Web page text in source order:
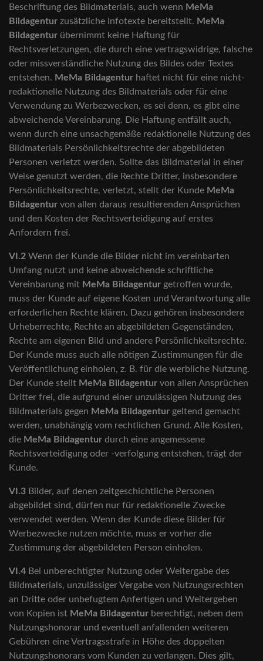
Beschriftung des Bildmaterials, auch wenn MeMa
Bildagentur zusätzliche Infotexte bereitstellt. MeMa
Bildagentur übernimmt keine Haftung für
Rechtsverletzungen, die durch eine vertragswidrige, falsche
oder missverständliche Nutzung des Bildes oder Textes
entstehen. MeMa Bildagentur haftet nicht für eine nicht-
redaktionelle Nutzung des Bildmaterials oder für eine
Verwendung zu Werbezwecken, es sei denn, es gibt eine
abweichende Vereinbarung. Die Haftung entfällt auch,
wenn durch eine unsachgemäße redaktionelle Nutzung des
Bildmaterials Persönlichkeitsrechte der abgebildeten
Personen verletzt werden. Sollte das Bildmaterial in einer
Weise genutzt werden, die Rechte Dritter, insbesondere
Persönlichkeitsrechte, verletzt, stellt der Kunde MeMa
Bildagentur von allen daraus resultierenden Ansprüchen
und den Kosten der Rechtsverteidigung auf erstes
Anfordern frei.
VI.2 Wenn der Kunde die Bilder nicht im vereinbarten
Umfang nutzt und keine abweichende schriftliche
Vereinbarung mit MeMa Bildagentur getroffen wurde,
muss der Kunde auf eigene Kosten und Verantwortung alle
erforderlichen Rechte klären. Dazu gehören insbesondere
Urheberrechte, Rechte an abgebildeten Gegenständen,
Rechte am eigenen Bild und andere Persönlichkeitsrechte.
Der Kunde muss auch alle nötigen Zustimmungen für die
Veröffentlichung einholen, z. B. für die werbliche Nutzung.
Der Kunde stellt MeMa Bildagentur von allen Ansprüchen
Dritter frei, die aufgrund einer unzulässigen Nutzung des
Bildmaterials gegen MeMa Bildagentur geltend gemacht
werden, unabhängig vom rechtlichen Grund. Alle Kosten,
die MeMa Bildagentur durch eine angemessene
Rechtsverteidigung oder -verfolgung entstehen, trägt der
Kunde.
VI.3 Bilder, auf denen zeitgeschichtliche Personen
abgebildet sind, dürfen nur für redaktionelle Zwecke
verwendet werden. Wenn der Kunde diese Bilder für
Werbezwecke nutzen möchte, muss er vorher die
Zustimmung der abgebildeten Person einholen.
VI.4 Bei unberechtigter Nutzung oder Weitergabe des
Bildmaterials, unzulässiger Vergabe von Nutzungsrechten
an Dritte oder unbefugtem Anfertigen und Weitergeben
von Kopien ist MeMa Bildagentur berechtigt, neben dem
Nutzungshonorar und eventuell anfallenden weiteren
Gebühren eine Vertragsstrafe in Höhe des doppelten
Nutzungshonorars vom Kunden zu verlangen. Dies gilt,